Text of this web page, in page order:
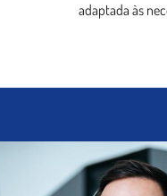
adaptada às